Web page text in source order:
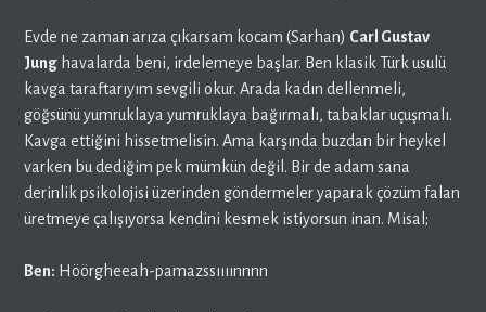
Evde ne zaman arıza çıkarsam kocam (Sarhan) Carl Gustav
Jung havalarda beni, irdelemeye başlar. Ben klasik Türk usulü
kavga taraftarıyım sevgili okur. Arada kadın dellenmeli,
göğsünü yumruklaya yumruklaya bağırmalı, tabaklar uçuşmalı.
Kavga ettiğini hissetmelisin. Ama karşında buzdan bir heykel
varken bu dediğim pek mümkün değil. Bir de adam sana
derinlik psikolojisi üzerinden göndermeler yaparak çözüm falan
üretmeye çalışıyorsa kendini kesmek istiyorsun inan. Misal;
Ben: Höörgheeah-pamazssıııınnnn